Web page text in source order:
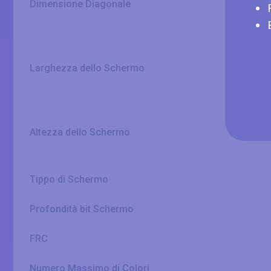
Dimensione Diagonale
Larghezza dello Schermo
Altezza dello Schermo
Tippo di Schermo
Profondità bit Schermo
FRC
Numero Massimo di Colori